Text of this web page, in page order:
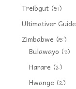
Treibgut(51)
Ultimativer Guide
Zimbabwe (15)
Bulawayo (3)
Harare (2)
Hwange (2)